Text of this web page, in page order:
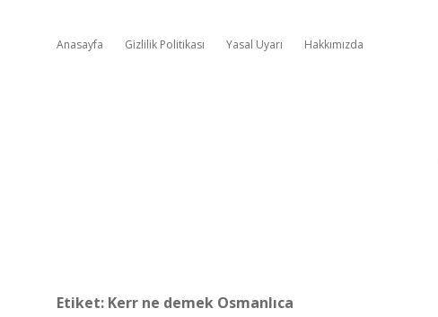
Anasayfa Gizlilik Politikası Yasal Uyarı Hakkımızda
Etiket: Kerr ne demek Osmanlıca